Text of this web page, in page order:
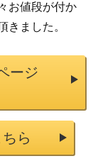
お値段が付か
きました。
ージ
ら